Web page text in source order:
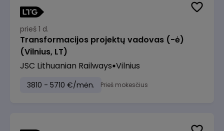
prieš 1 d.
Transformacijos projektų vadovas (-ė)
(Vilnius, LT)
JSC Lithuanian Railways Vilnius
3810 - 5710 €/mėn. Prieš mokesčius